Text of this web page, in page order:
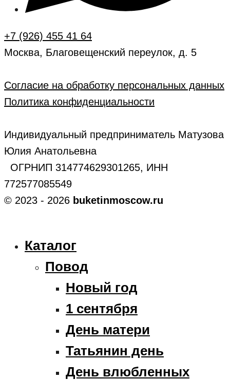
+7 (926) 455 41 64
Москва, Благовещенский переулок, д. 5
Согласие на обработку персональных данных
Политика конфиденциальности
Индивидуальный предприниматель Матузова
Юлия Анатольевна
ОГРНИП 314774629301265, ИНН
772577085549
© 2023 - 2026 buketinmoscow.ru
Каталог
Повод
Новый год
1 сентября
День матери
Татьянин день
День влюбленных